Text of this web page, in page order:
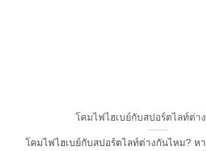
โคมไฟไฮเบย์กับสปอร์ตไลท์ต่า
โคมไฟไฮเบย์กับสปอร์ตไลท์ต่างกันไหม? ห